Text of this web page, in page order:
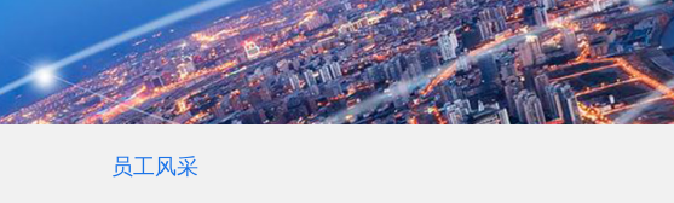
员工风采